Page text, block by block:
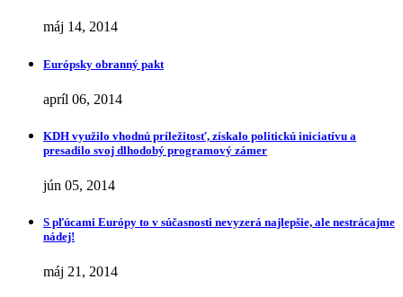
máj 14, 2014
Európsky obranný pakt
apríl 06, 2014
KDH využilo vhodnú príležitosť, získalo politickú iniciatívu a
presadilo svoj dlhodobý programový zámer
jún 05, 2014
S pľúcami Európy to v súčasnosti nevyzerá najlepšie, ale nestrácajme
nádej!
máj 21, 2014